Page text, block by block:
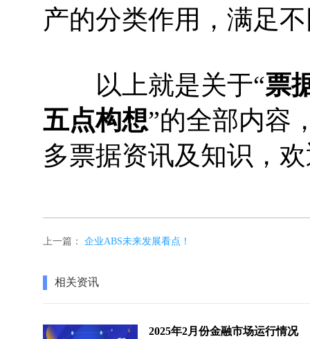
产的分类作用，满足
以上就是关于“票
五点构想”的全部内容
多票据资讯及知识，
上一篇： 企业ABS未来发展看点！
相关资讯
2025年2月份金融市场运行情况